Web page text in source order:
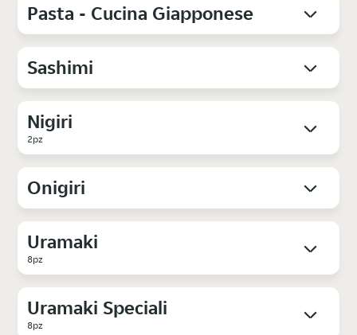
Pasta - Cucina Giapponese
Sashimi
Nigiri
2pz
Onigiri
Uramaki
8pz
Uramaki Speciali
8pz